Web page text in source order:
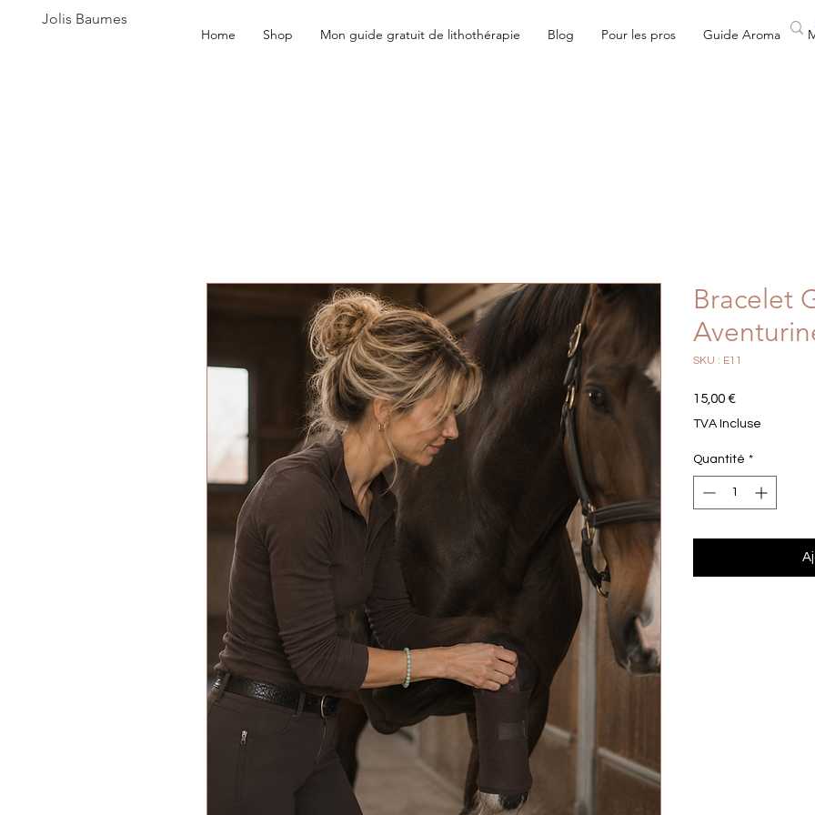
Home Shop Mon guide gratuit de lithothérapie Blog Pour les pros Guide Aroma
Jolis Baumes
Bracelet
SKU : E11
15,00 €Prix
TVA Incluse
Quantité *